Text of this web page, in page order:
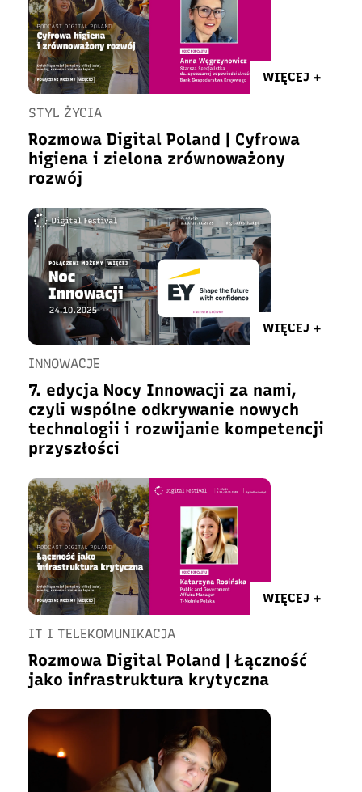
WIĘCEJ +
STYL ŻYCIA
Rozmowa Digital Poland | Cyfrowa
higiena i zielona zrównoważony
rozwój
WIĘCEJ +
INNOWACJE
7. edycja Nocy Innowacji za nami,
czyli wspólne odkrywanie nowych
technologii i rozwijanie kompetencji
przyszłości
WIĘCEJ +
IT I TELEKOMUNIKACJA
Rozmowa Digital Poland | Łączność
jako infrastruktura krytyczna